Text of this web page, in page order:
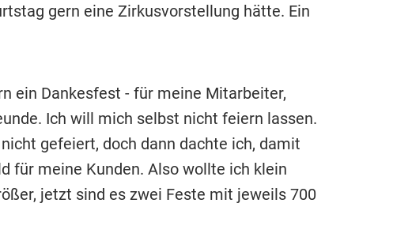
gern eine Zirkusvorstellung hätte. Ein
ein Dankesfest - für meine Mitarbeiter,
Ich will mich selbst nicht feiern lassen.
gefeiert, doch dann dachte ich, damit
für meine Kunden. Also wollte ich klein
jetzt sind es zwei Feste mit jeweils 700